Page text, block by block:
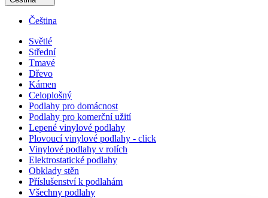
Čeština
Světlé
Střední
Tmavé
Dřevo
Kámen
Celoplošný
Podlahy pro domácnost
Podlahy pro komerční užití
Lepené vinylové podlahy
Plovoucí vinylové podlahy - click
Vinylové podlahy v rolích
Elektrostatické podlahy
Obklady stěn
Příslušenství k podlahám
Všechny podlahy